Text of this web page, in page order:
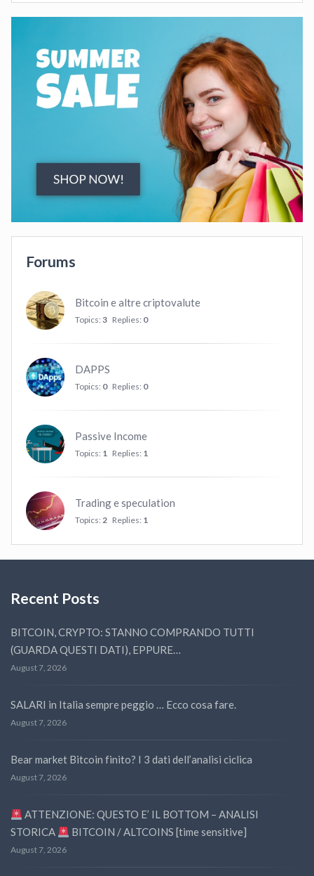
Forums
Bitcoin e altre criptovalute
Topics: 3 Replies: 0
DAPPS
Topics: 0 Replies: 0
Passive Income
Topics: 1 Replies: 1
Trading e speculation
Topics: 2 Replies: 1
Recent Posts
BITCOIN, CRYPTO: STANNO COMPRANDO TUTTI
(GUARDA QUESTI DATI), EPPURE…
August 7, 2026
SALARI in Italia sempre peggio … Ecco cosa fare.
August 7, 2026
Bear market Bitcoin finito? I 3 dati dell’analisi ciclica
August 7, 2026
ATTENZIONE: QUESTO E’ IL BOTTOM – ANALISI
STORICA
BITCOIN / ALTCOINS [time sensitive]
August 7, 2026